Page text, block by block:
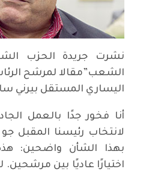
نشرت جريدة الحزب
الشعب”مقالا لمرشح
اليساري المستقل بيرني
أنا فخور جدًا بالعمل
لانتخاب رئيسنا المقبل
بهذا الشأن واضحين:
اختيارًا عاديًا بين مرشحين.